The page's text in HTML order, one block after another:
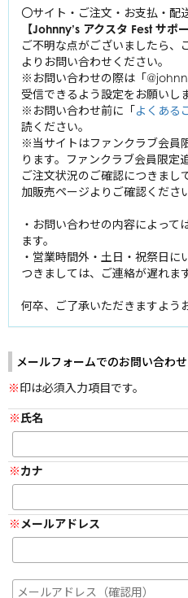
安田章大
大倉忠義
知念侑李
中島裕翔
有岡大貴
髙木雄也
伊野尾慧
薮宏太
Kis-My-Ft2
北山宏光
千賀健永
宮田俊哉
横尾渉
藤ヶ谷太輔
玉森裕太
二階堂高嗣
SexyZone
佐藤勝利
中島健人
菊池風磨
松島聡
A.B.C-Z
橋本良亮
戸塚祥太
河合郁人
五関晃一
塚田僚一
ジャニーズWEST
重岡大毅
桐山照史
中間淳太
神山智洋
藤井流星
濵田崇裕
小瀧望
King ＆ Prince
平野紫耀
永瀬廉
岸優太
神宮寺勇太
SixTONES
京本大我
松村北斗
髙地優吾
田中樹
Snow Man
岩本照
深澤辰哉
渡辺翔太
向井康二
宮舘涼太
佐久間大介
なにわ男子
西畑大吾
大西流星
長尾謙杜
藤原丈一郎
大橋和也
配送に関する注意事項
よくあるご質問・お問い合わせ
会員規約
プライバシーポリシー
〇サイト・ご注文・お支払・配
【Johnny’s アクスタ Fest サポ
ご不明な点がございましたら、
よりお問い合わせください。
※お問い合わせの際は「
受信できるよう設定をお願いしま
※お問い合わせ前に「よくある
読ください。
※当サイトはファンクラブ会員
ります。ファンクラブ会員限定
ご注文状況のご確認につきまし
加販売ページよりご確認ください
・お問い合わせの内容によって
ます。
・営業時間外・土日・祝祭日
つきましては、ご連絡が遅れます
何卒、ご了承いただきますよう
メールフォームでのお問い合わせ
印は必須入力項目です。
氏名
カナ
メールアドレス